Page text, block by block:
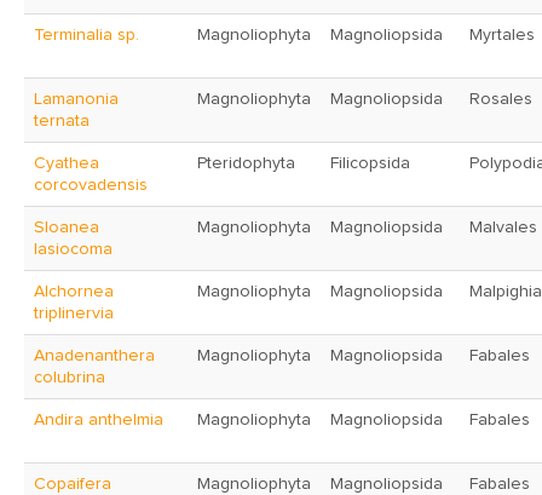
Terminalia sp. Magnoliophyta Magnoliopsida Myrtales
Lamanonia
ternata
Magnoliophyta Magnoliopsida Rosales
Cyathea
corcovadensis
Pteridophyta Filicopsida
Sloanea
lasiocoma
Magnoliophyta Magnoliopsida Malvales
Alchornea
triplinervia
Magnoliophyta Magnoliopsida
Anadenanthera
colubrina
Magnoliophyta Magnoliopsida Fabales
Andira anthelmia Magnoliophyta Magnoliopsida Fabales
Copaifera Magnoliophyta Magnoliopsida Fabales